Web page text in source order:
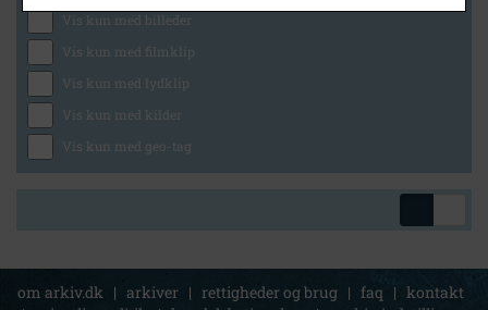
Vis kun med billeder
Vis kun med filmklip
Vis kun med lydklip
Vis kun med kilder
Vis kun med geo-tag
om arkiv.dk | arkiver | rettigheder og brug | faq | kontakt